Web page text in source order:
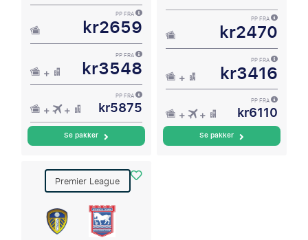
PP FRA
kr2659
PP FRA
kr3548
PP FRA
kr5875
Se pakker
PP FRA
kr2470
PP FRA
kr3416
PP FRA
kr6110
Se pakker
Premier League